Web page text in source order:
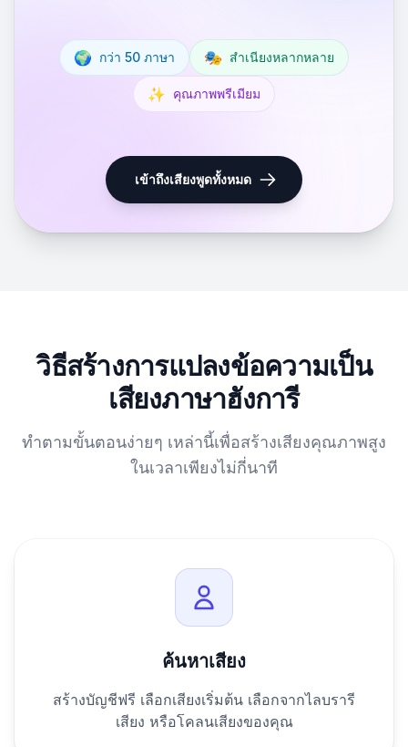
🌍 กว่า 50 ภาษา 🎭 สำเนียงหลากหลาย
✨ คุณภาพพรีเมียม
เข้าถึงเสียงพูดทั้งหมด
วิธีสร้างการแปลงข้อความเป็น
เสียงภาษาฮังการี
ทำตามขั้นตอนง่ายๆ เหล่านี้เพื่อสร้างเสียงคุณภาพสูง
ในเวลาเพียงไม่กี่นาที
ค้นหาเสียง
สร้างบัญชีฟรี เลือกเสียงเริ่มต้น เลือกจากไลบรารี
เสียง หรือโคลนเสียงของคุณ